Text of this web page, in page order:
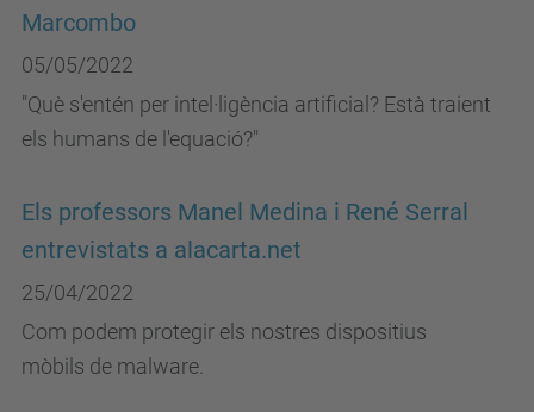
Marcombo
05/05/2022
"Què s'entén per intel·ligència artificial? Està traient
els humans de l'equació?"
Els professors Manel Medina i René Serral
entrevistats a alacarta.net
25/04/2022
Com podem protegir els nostres dispositius
mòbils de malware.